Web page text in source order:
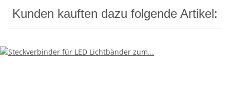
Kunden kauften dazu folgende Artikel: